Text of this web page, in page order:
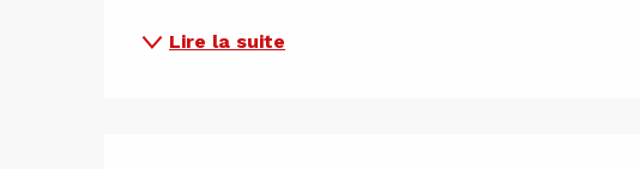
Lire la suite